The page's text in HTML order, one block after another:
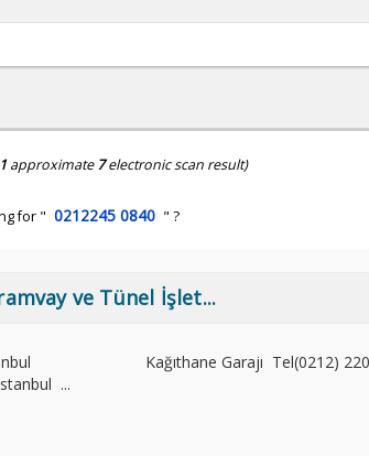
1 approximate7electronic scan result)
for " 0212245 0840 " ?
ve Tünel İşlet...
/ İstanbul Kağıthane Garajı Tel(0212) 220
...